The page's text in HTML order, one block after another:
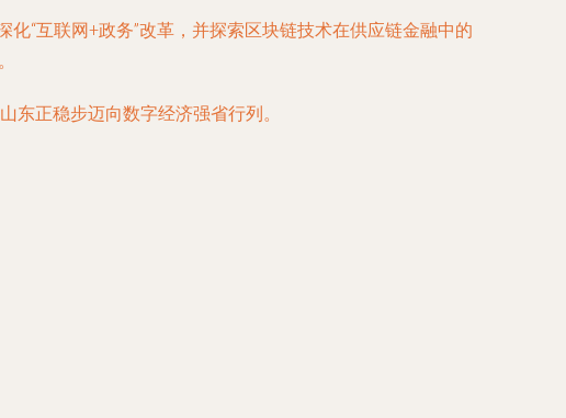
“互联网+政务”改革，并探索区块链技术在供应链金融中的
东正稳步迈向数字经济强省行列。